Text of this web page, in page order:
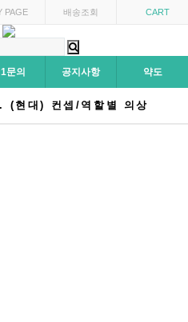
PAGE 배송조회 CART
문의 공지사항 약도
현대) 컨셉/역할별 의상